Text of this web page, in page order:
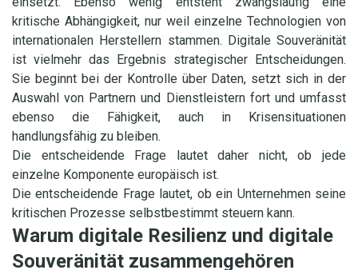
kritische Abhängigkeit, nur weil einzelne Technologien von
internationalen Herstellern stammen. Digitale Souveränität
ist vielmehr das Ergebnis strategischer Entscheidungen.
Sie beginnt bei der Kontrolle über Daten, setzt sich in der
Auswahl von Partnern und Dienstleistern fort und umfasst
ebenso die Fähigkeit, auch in Krisensituationen
handlungsfähig zu bleiben.
Die entscheidende Frage lautet daher nicht, ob jede
einzelne Komponente europäisch ist.
Die entscheidende Frage lautet, ob ein Unternehmen seine
kritischen Prozesse selbstbestimmt steuern kann.
Warum digitale Resilienz und digitale
Souveränität zusammengehören